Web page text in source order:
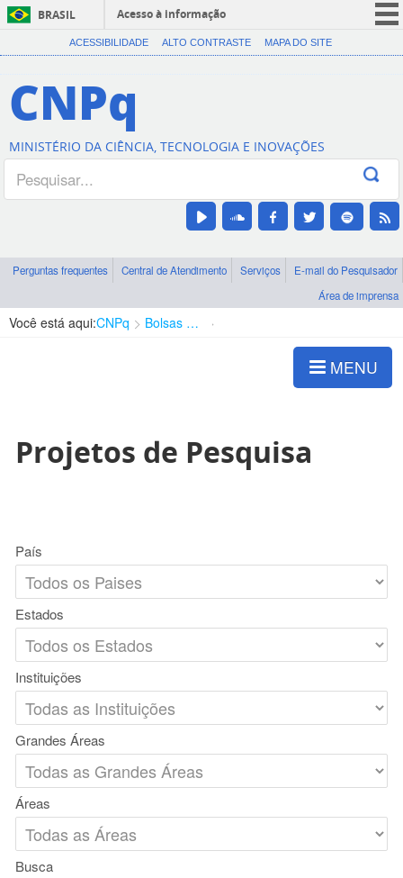
BRASIL
Acesso à informação
CORONAVÍRUS (COVID-19)
Canais
ACESSIBILIDADE ALTO CONTRASTE MAPA DO SITE
CNPq
MINISTÉRIO DA CIÊNCIA, TECNOLOGIA E INOVAÇÕES
Perguntas frequentes Central de Atendimento Serviços
E-mail do Pesquisador
Área de imprensa
Você está aqui:CNPq Bolsas e Auxílios Vigentes
MENU
Projetos de Pesquisa
País
Estados
Instituições
Grandes Áreas
Áreas
Busca